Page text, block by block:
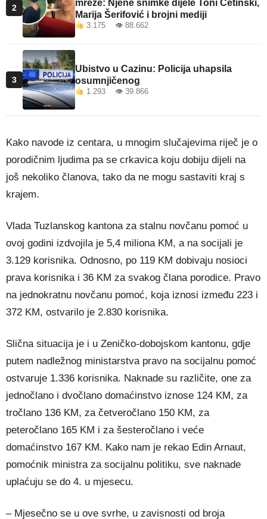
2
mreže: Njene snimke dijele Toni Cetinski,
Marija Šerifović i brojni mediji
3.175 👁 88.662
3
Ubistvo u Cazinu: Policija uhapsila
osumnjičenog
1.293 👁 39.866
Kako navode iz centara, u mnogim slučajevima riječ je o
porodičnim ljudima pa se crkavica koju dobiju dijeli na
još nekoliko članova, tako da ne mogu sastaviti kraj s
krajem.
Vlada Tuzlanskog kantona za stalnu novčanu pomoć u
ovoj godini izdvojila je 5,4 miliona KM, a na socijali je
3.129 korisnika. Odnosno, po 119 KM dobivaju nosioci
prava korisnika i 36 KM za svakog člana porodice. Pravo
na jednokratnu novčanu pomoć, koja iznosi između 223 i
372 KM, ostvarilo je 2.830 korisnika.
Slična situacija je i u Zeničko-dobojskom kantonu, gdje
putem nadležnog ministarstva pravo na socijalnu pomoć
ostvaruje 1.336 korisnika. Naknade su različite, one za
jednočlano i dvočlano domaćinstvo iznose 124 KM, za
tročlano 136 KM, za četveročlano 150 KM, za
peteročlano 165 KM i za šesteročlano i veće
domaćinstvo 167 KM. Kako nam je rekao Edin Arnaut,
pomoćnik ministra za socijalnu politiku, sve naknade
uplaćuju se do 4. u mjesecu.
– Mjesečno se u ove svrhe, u zavisnosti od broja